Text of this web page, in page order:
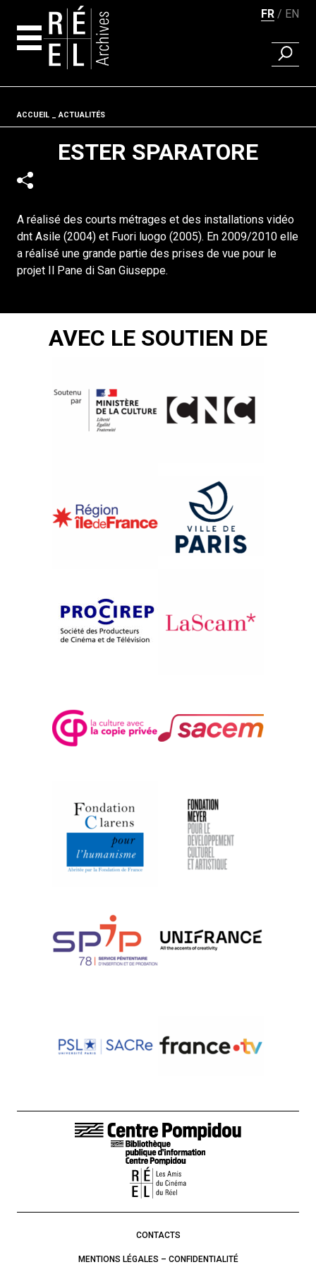
FR EN
Fil d'ariane
ACCUEIL ACTUALITÉS
ESTER SPARATORE
A réalisé des courts métrages et des installations vidéo
dnt Asile (2004) et Fuori luogo (2005). En 2009/2010 elle
a réalisé une grande partie des prises de vue pour le
projet Il Pane di San Giuseppe.
AVEC LE SOUTIEN DE
LIENS DE BAS DE PAGE
CONTACTS
MENTIONS LÉGALES – CONFIDENTIALITÉ